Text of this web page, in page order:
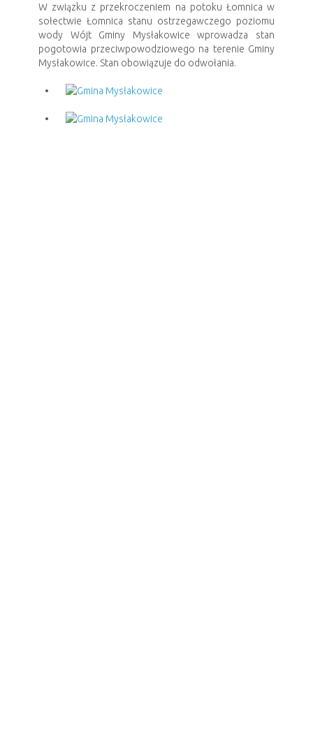
W związku z przekroczeniem na potoku Łomnica w
sołectwie Łomnica stanu ostrzegawczego poziomu
wody Wójt Gminy Mysłakowice wprowadza stan
pogotowia przeciwpowodziowego na terenie Gminy
Mysłakowice. Stan obowiązuje do odwołania.